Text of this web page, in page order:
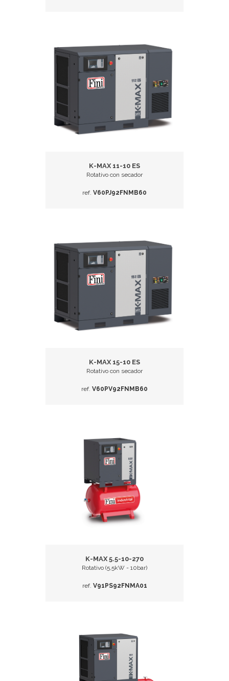
K-MAX 11-10 ES
Rotativo con secador
ref. V60PJ92FNMB60
K-MAX 15-10 ES
Rotativo con secador
ref. V60PV92FNMB60
K-MAX 5.5-10-270
Rotativo (5,5kW - 10bar)
ref. V91PS92FNMA01